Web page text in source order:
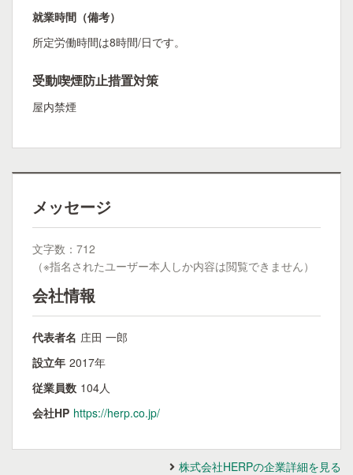
就業時間（備考）
所定労働時間は8時間/日です。
受動喫煙防止措置対策
屋内禁煙
メッセージ
文字数：712
（※指名されたユーザー本人しか内容は閲覧できません）
会社情報
代表者名 庄田 一郎
設立年 2017年
従業員数 104人
会社HP https://herp.co.jp/
株式会社HERPの企業詳細を見る